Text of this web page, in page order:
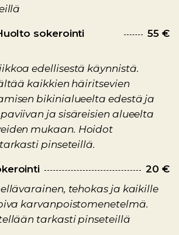
sokerointi
55 €
edellisestä käynnistä.
kaikkien häiritsevien
bikinialueelta edestä ja
ja sisäreisien alueelta
mukaan. Hoidot
pinseteillä.
20 €
tehokas ja kaikille
karvanpoistomenetelmä.
tarkasti pinseteillä